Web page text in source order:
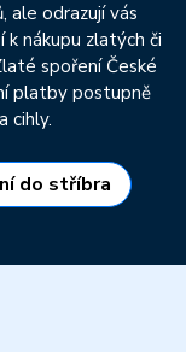
ale odrazují vás
nákupu zlatých či
spoření České
platby postupně
cihly.
do stříbra